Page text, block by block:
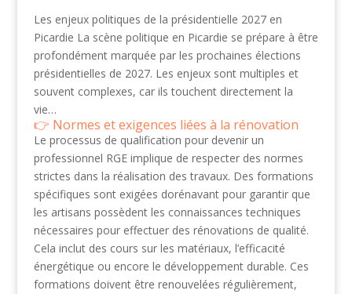
Les enjeux politiques de la présidentielle 2027 en
Picardie La scène politique en Picardie se prépare à être
profondément marquée par les prochaines élections
présidentielles de 2027. Les enjeux sont multiples et
souvent complexes, car ils touchent directement la
vie…
Normes et exigences liées à la rénovation
Le processus de qualification pour devenir un
professionnel RGE implique de respecter des normes
strictes dans la réalisation des travaux. Des formations
spécifiques sont exigées dorénavant pour garantir que
les artisans possèdent les connaissances techniques
nécessaires pour effectuer des rénovations de qualité.
Cela inclut des cours sur les matériaux, l’efficacité
énergétique ou encore le développement durable. Ces
formations doivent être renouvelées régulièrement,